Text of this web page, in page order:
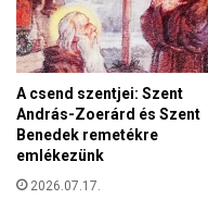
A csend szentjei: Szent
András-Zoerárd és Szent
Benedek remetékre
emlékezünk
2026.07.17.